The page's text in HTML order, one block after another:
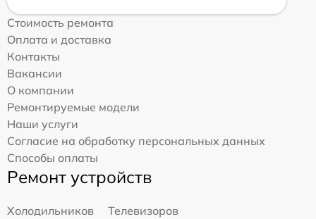
Стоимость ремонта
Оплата и доставка
Контакты
Вакансии
О компании
Ремонтируемые модели
Наши услуги
Согласие на обработку персональных данных
Способы оплаты
Ремонт устройств
Холодильников
Телевизоров